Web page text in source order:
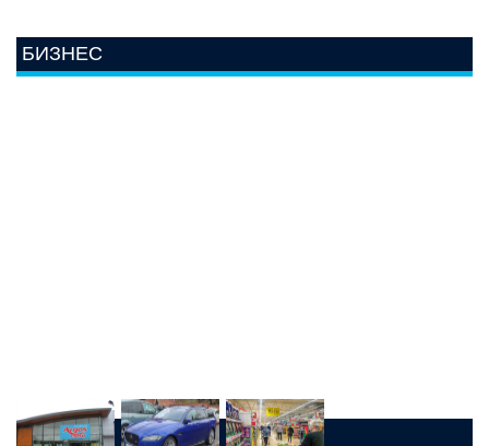
БИЗНЕС